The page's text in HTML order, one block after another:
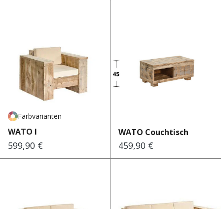
Farbvarianten
WATO I
Regulärer Preis:
599,90 €
WATO Couchtisch
Regulärer Preis:
459,90 €